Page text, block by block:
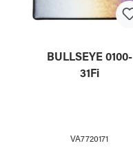
BULLSEYE 0100-
31Fi
VA7720171